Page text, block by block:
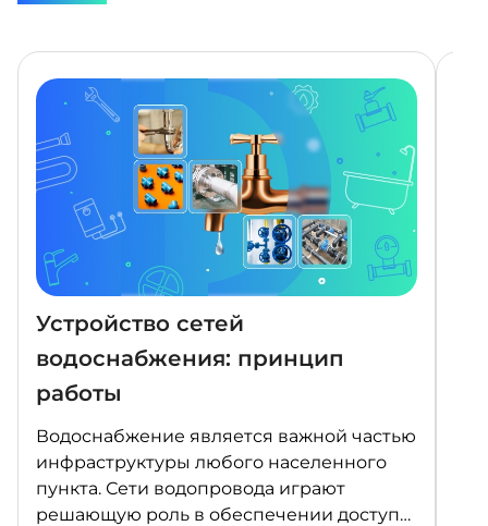
Устройство сетей
водоснабжения: принцип
работы
Водоснабжение является важной частью
инфраструктуры любого населенного
пункта. Сети водопровода играют
решающую роль в обеспечении доступа